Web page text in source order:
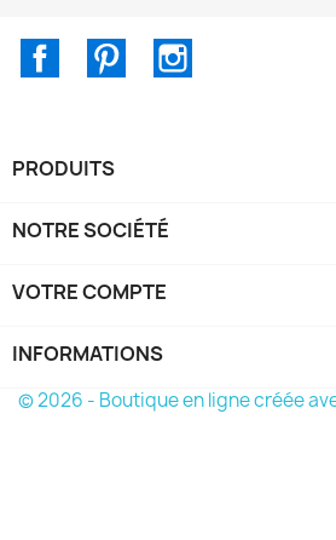
FacebookPinterest
PRODUITS
NOTRE SOCIÉTÉ
VOTRE COMPTE
INFORMATIONS
© 2026 - Boutique en ligne créée